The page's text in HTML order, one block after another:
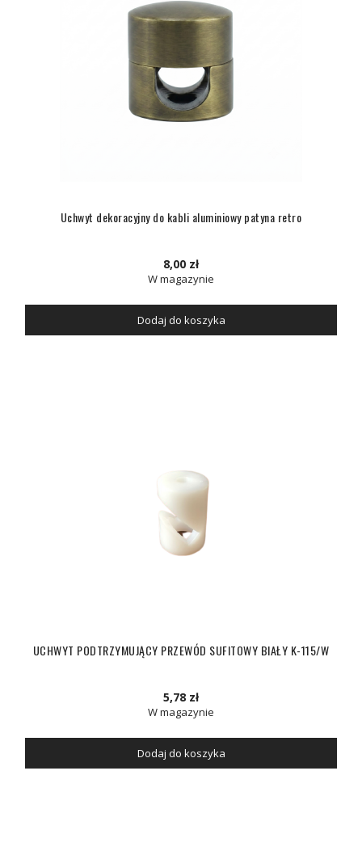
Uchwyt dekoracyjny do kabli aluminiowy patyna retro
8,00 zł
W magazynie
Dodaj do koszyka
UCHWYT PODTRZYMUJĄCY PRZEWÓD SUFITOWY BIAŁY K-115/W
5,78 zł
W magazynie
Dodaj do koszyka